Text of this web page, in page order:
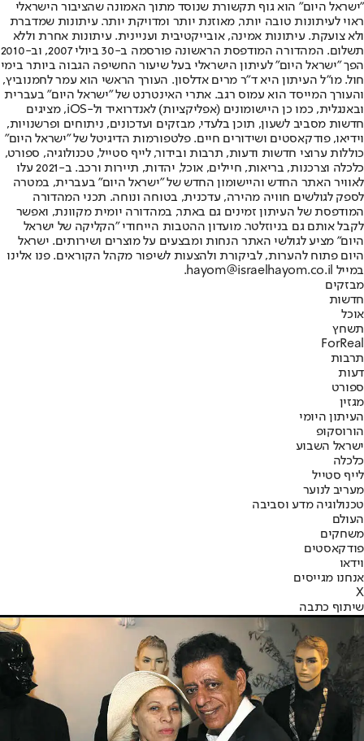
"ישראל היום" הוא גוף תקשורת שנוסד מתוך האמונה שהציבור הישראלי
ראוי לעיתונות טובה יותר, מאוזנת יותר ומדויקת יותר. עיתונות שמדברת
ולא צועקת. עיתונות אמינה, אובייקטיבית ועניינית. עיתונות אחרת וללא
תשלום. המהדורה המודפסת הראשונה פורסמה ב-30 ביולי 2007, וב-2010
הפך "ישראל היום" לעיתון הישראלי בעל שיעור החשיפה הגבוה ביותר בימי
חול. מו"ל העיתון היא ד"ר מרים אדלסון. העורך הראשי הוא עמר לחמנוביץ,
והעורך המייסד הוא עמוס רגב. אתרי האינטרנט של "ישראל היום" בעברית
ובאנגלית, כמו כן היישומונים (אפליקציות) לאנדרואיד ול-iOS, מציגים
חדשות מסביב לשעון, תוכן בלעדי, מבזקים ועדכונים, ניתוחים ופרשנויות,
וידיאו, פודקאסטים ושידורים חיים. פלטפורמות הדיגיטל של "ישראל היום"
כוללות ערוצי חדשות ודעות, תרבות ובידור, לייף סטייל, טכנולוגיה, ספורט,
כלכלה וצרכנות, בריאות, חיילים, אוכל, יהדות, תיירות ורכב. ב-2021 עלו
לאוויר האתר החדש והיישומון החדש של "ישראל היום" בעברית, במטרה
לספק לגולשים חוויה מהירה, עדכנית, בטוחה ונוחה. תכני המהדורה
המודפסת של העיתון זמינים גם באתר, במהדורה יומית מקוונת, ואפשר
לקבל אותם גם בניוזלטר. מועדון ההטבות הייחודי "הקליקה של ישראל
היום" מציע לגולשי האתר הנחות ומבצעים על מוצרים ושירותים. ישראל
היום פתוח להערות, לביקורת ולהצעות לשיפור מקהל הקוראים. פנו אלינו
במייל hayom@israelhayom.co.il.
מבזקים
חדשות
אוכל
תשחץ
ForReal
תרבות
דעות
ספורט
מגזין
העיתון היומי
הורוסקופ
ישראל השבוע
כלכלה
לייף סטייל
מעריב לנוער
טכנולוגיה מדע וסביבה
העולם
משחקים
פודקאסטים
וידאו
אנחנו מגייסים
X
שיתוף כתבה